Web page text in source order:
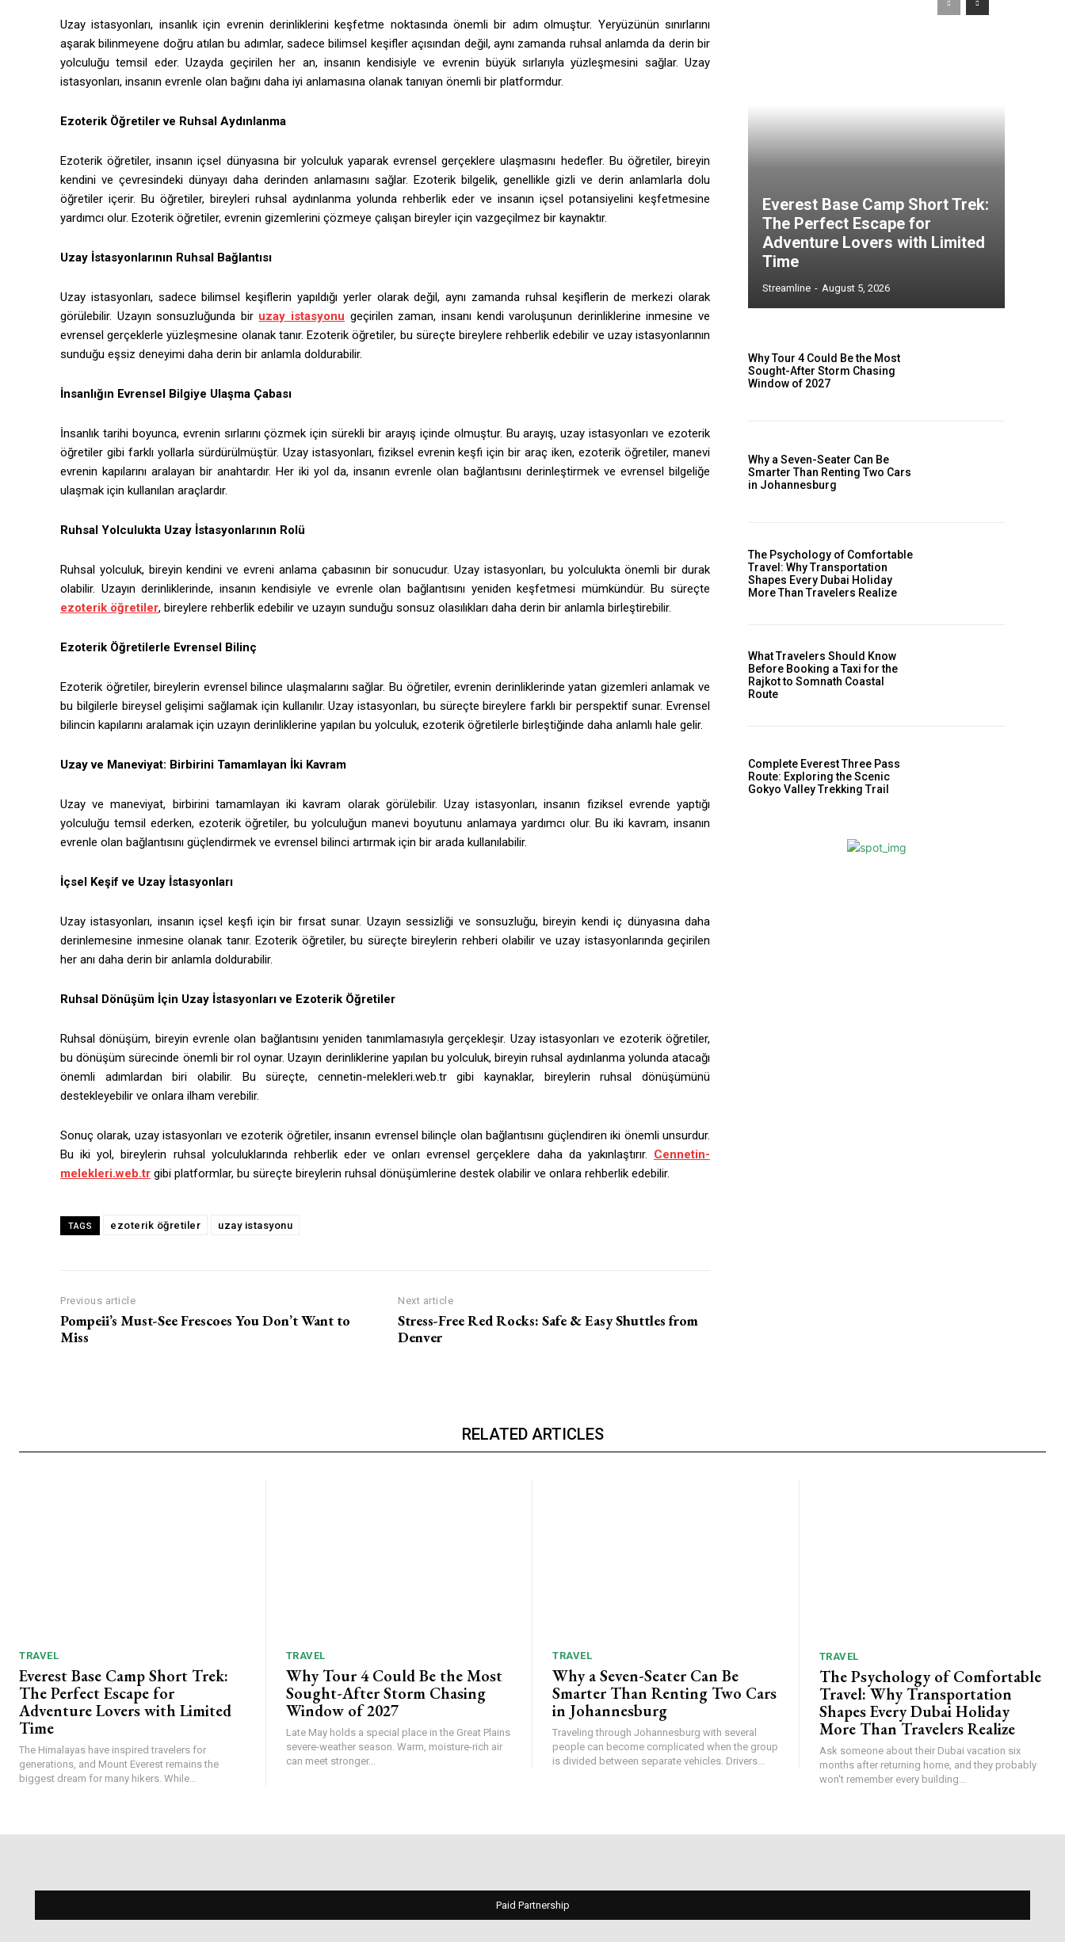
Uzay istasyonları, insanlık için evrenin derinliklerini keşfetme noktasında önemli bir adım olmuştur. Yeryüzünün sınırlarını
aşarak bilinmeyene doğru atılan bu adımlar, sadece bilimsel keşifler açısından değil, aynı zamanda ruhsal anlamda da derin bir
yolculuğu temsil eder. Uzayda geçirilen her an, insanın kendisiyle ve evrenin büyük sırlarıyla yüzleşmesini sağlar. Uzay
istasyonları, insanın evrenle olan bağını daha iyi anlamasına olanak tanıyan önemli bir platformdur.
Ezoterik Öğretiler ve Ruhsal Aydınlanma
Ezoterik öğretiler, insanın içsel dünyasına bir yolculuk yaparak evrensel gerçeklere ulaşmasını hedefler. Bu öğretiler, bireyin
kendini ve çevresindeki dünyayı daha derinden anlamasını sağlar. Ezoterik bilgelik, genellikle gizli ve derin anlamlarla dolu
öğretiler içerir. Bu öğretiler, bireyleri ruhsal aydınlanma yolunda rehberlik eder ve insanın içsel potansiyelini keşfetmesine
yardımcı olur. Ezoterik öğretiler, evrenin gizemlerini çözmeye çalışan bireyler için vazgeçilmez bir kaynaktır.
Uzay İstasyonlarının Ruhsal Bağlantısı
Uzay istasyonları, sadece bilimsel keşiflerin yapıldığı yerler olarak değil, aynı zamanda ruhsal keşiflerin de merkezi olarak
görülebilir. Uzayın sonsuzluğunda bir uzay istasyonu geçirilen zaman, insanı kendi varoluşunun derinliklerine inmesine ve
evrensel gerçeklerle yüzleşmesine olanak tanır. Ezoterik öğretiler, bu süreçte bireylere rehberlik edebilir ve uzay istasyonlarının
sunduğu eşsiz deneyimi daha derin bir anlamla doldurabilir.
İnsanlığın Evrensel Bilgiye Ulaşma Çabası
İnsanlık tarihi boyunca, evrenin sırlarını çözmek için sürekli bir arayış içinde olmuştur. Bu arayış, uzay istasyonları ve ezoterik
öğretiler gibi farklı yollarla sürdürülmüştür. Uzay istasyonları, fiziksel evrenin keşfi için bir araç iken, ezoterik öğretiler, manevi
evrenin kapılarını aralayan bir anahtardır. Her iki yol da, insanın evrenle olan bağlantısını derinleştirmek ve evrensel bilgeliğe
ulaşmak için kullanılan araçlardır.
Ruhsal Yolculukta Uzay İstasyonlarının Rolü
Ruhsal yolculuk, bireyin kendini ve evreni anlama çabasının bir sonucudur. Uzay istasyonları, bu yolculukta önemli bir durak
olabilir. Uzayın derinliklerinde, insanın kendisiyle ve evrenle olan bağlantısını yeniden keşfetmesi mümkündür. Bu süreçte
ezoterik öğretiler, bireylere rehberlik edebilir ve uzayın sunduğu sonsuz olasılıkları daha derin bir anlamla birleştirebilir.
Ezoterik Öğretilerle Evrensel Bilinç
Ezoterik öğretiler, bireylerin evrensel bilince ulaşmalarını sağlar. Bu öğretiler, evrenin derinliklerinde yatan gizemleri anlamak ve
bu bilgilerle bireysel gelişimi sağlamak için kullanılır. Uzay istasyonları, bu süreçte bireylere farklı bir perspektif sunar. Evrensel
bilincin kapılarını aralamak için uzayın derinliklerine yapılan bu yolculuk, ezoterik öğretilerle birleştiğinde daha anlamlı hale gelir.
Uzay ve Maneviyat: Birbirini Tamamlayan İki Kavram
Uzay ve maneviyat, birbirini tamamlayan iki kavram olarak görülebilir. Uzay istasyonları, insanın fiziksel evrende yaptığı
yolculuğu temsil ederken, ezoterik öğretiler, bu yolculuğun manevi boyutunu anlamaya yardımcı olur. Bu iki kavram, insanın
evrenle olan bağlantısını güçlendirmek ve evrensel bilinci artırmak için bir arada kullanılabilir.
İçsel Keşif ve Uzay İstasyonları
Uzay istasyonları, insanın içsel keşfi için bir fırsat sunar. Uzayın sessizliği ve sonsuzluğu, bireyin kendi iç dünyasına daha
derinlemesine inmesine olanak tanır. Ezoterik öğretiler, bu süreçte bireylerin rehberi olabilir ve uzay istasyonlarında geçirilen
her anı daha derin bir anlamla doldurabilir.
Ruhsal Dönüşüm İçin Uzay İstasyonları ve Ezoterik Öğretiler
Ruhsal dönüşüm, bireyin evrenle olan bağlantısını yeniden tanımlamasıyla gerçekleşir. Uzay istasyonları ve ezoterik öğretiler,
bu dönüşüm sürecinde önemli bir rol oynar. Uzayın derinliklerine yapılan bu yolculuk, bireyin ruhsal aydınlanma yolunda atacağı
önemli adımlardan biri olabilir. Bu süreçte, cennetin-melekleri.web.tr gibi kaynaklar, bireylerin ruhsal dönüşümünü
destekleyebilir ve onlara ilham verebilir.
Sonuç olarak, uzay istasyonları ve ezoterik öğretiler, insanın evrensel bilinçle olan bağlantısını güçlendiren iki önemli unsurdur.
Bu iki yol, bireylerin ruhsal yolculuklarında rehberlik eder ve onları evrensel gerçeklere daha da yakınlaştırır. Cennetin-
melekleri.web.tr gibi platformlar, bu süreçte bireylerin ruhsal dönüşümlerine destek olabilir ve onlara rehberlik edebilir.
TAGS ezoterik öğretiler uzay istasyonu
Previous article
Pompeii’s Must-See Frescoes You Don’t Want to
Miss
Next article
Stress-Free Red Rocks: Safe & Easy Shuttles from
Denver
Everest Base Camp Short Trek:
The Perfect Escape for
Adventure Lovers with Limited
Time
Streamline - August 5, 2026
Why Tour 4 Could Be the Most
Sought-After Storm Chasing
Window of 2027
Why a Seven-Seater Can Be
Smarter Than Renting Two Cars
in Johannesburg
The Psychology of Comfortable
Travel: Why Transportation
Shapes Every Dubai Holiday
More Than Travelers Realize
What Travelers Should Know
Before Booking a Taxi for the
Rajkot to Somnath Coastal
Route
Complete Everest Three Pass
Route: Exploring the Scenic
Gokyo Valley Trekking Trail
RELATED ARTICLES
TRAVEL
Everest Base Camp Short Trek:
The Perfect Escape for
Adventure Lovers with Limited
Time
The Himalayas have inspired travelers for
generations, and Mount Everest remains the
biggest dream for many hikers. While...
TRAVEL
Why Tour 4 Could Be the Most
Sought-After Storm Chasing
Window of 2027
Late May holds a special place in the Great Plains
severe-weather season. Warm, moisture-rich air
can meet stronger...
TRAVEL
Why a Seven-Seater Can Be
Smarter Than Renting Two Cars
in Johannesburg
Traveling through Johannesburg with several
people can become complicated when the group
is divided between separate vehicles. Drivers...
TRAVEL
The Psychology of Comfortable
Travel: Why Transportation
Shapes Every Dubai Holiday
More Than Travelers Realize
Ask someone about their Dubai vacation six
months after returning home, and they probably
won't remember every building...
Paid Partnership